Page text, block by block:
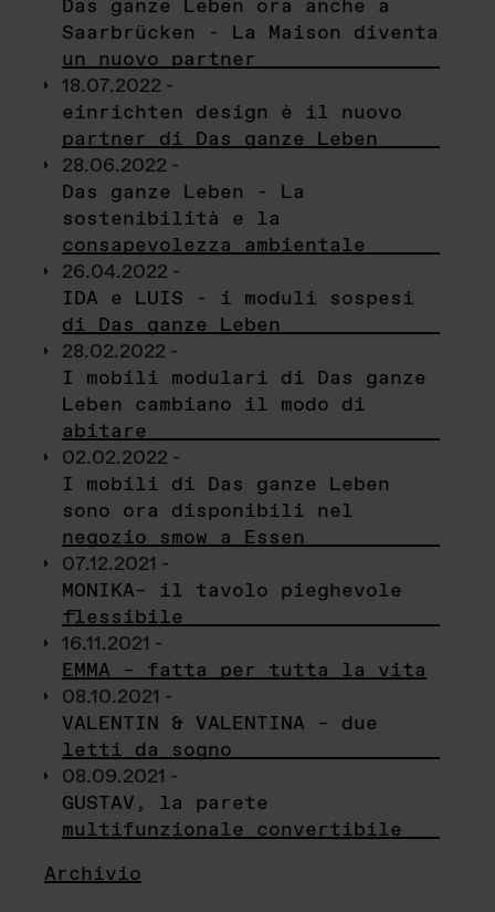
Das ganze Leben ora anche a
Saarbrücken - La Maison diventa
un nuovo partner
18.07.2022 -
einrichten design è il nuovo
partner di Das ganze Leben
28.06.2022 -
Das ganze Leben - La
sostenibilità e la
consapevolezza ambientale
26.04.2022 -
IDA e LUIS - i moduli sospesi
di Das ganze Leben
28.02.2022 -
I mobili modulari di Das ganze
Leben cambiano il modo di
abitare
02.02.2022 -
I mobili di Das ganze Leben
sono ora disponibili nel
negozio smow a Essen
07.12.2021 -
MONIKA– il tavolo pieghevole
flessibile
16.11.2021 -
EMMA – fatta per tutta la vita
08.10.2021 -
VALENTIN & VALENTINA – due
letti da sogno
08.09.2021 -
GUSTAV, la parete
multifunzionale convertibile
Archivio